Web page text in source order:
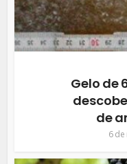
Gelo de
de
6